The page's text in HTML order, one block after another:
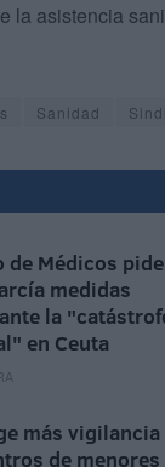
la asistencia
Sanidad
de Médicos
medidas
la
en Ceuta
más vigilancia
de menores